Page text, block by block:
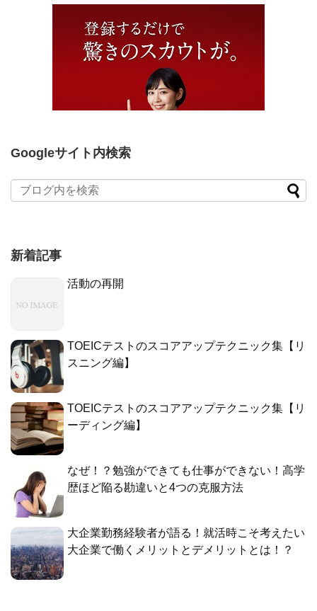
Googleサイト内検索
新着記事
活動の再開
TOEICテストのスコアアップテクニック集【リ
スニング編】
TOEICテストのスコアアップテクニック集【リ
ーディング編】
なぜ！？勉強ができても仕事ができない！高学
歴ほど陥る勘違いと4つの克服方法
大企業勤務経験者が語る！就活時こそ考えたい
大企業で働くメリットとデメリットとは！？